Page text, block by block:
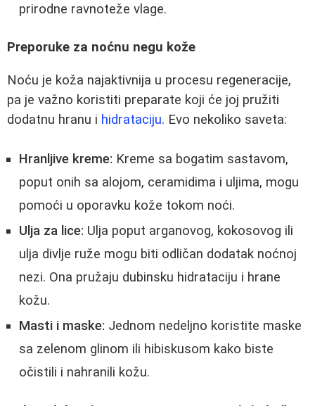
prirodne ravnoteže vlage.
Preporuke za noćnu negu kože
Noću je koža najaktivnija u procesu regeneracije,
pa je važno koristiti preparate koji će joj pružiti
dodatnu hranu i hidrataciju. Evo nekoliko saveta:
Hranljive kreme: Kreme sa bogatim sastavom,
poput onih sa alojom, ceramidima i uljima, mogu
pomoći u oporavku kože tokom noći.
Ulja za lice: Ulja poput arganovog, kokosovog ili
ulja divlje ruže mogu biti odličan dodatak noćnoj
nezi. Ona pružaju dubinsku hidrataciju i hrane
kožu.
Masti i maske: Jednom nedeljno koristite maske
sa zelenom glinom ili hibiskusom kako biste
očistili i nahranili kožu.